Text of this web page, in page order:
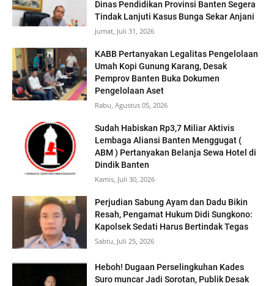
Dinas Pendidikan Provinsi Banten Segera
Tindak Lanjuti Kasus Bunga Sekar Anjani
Jumat, Juli 31, 2026
KABB Pertanyakan Legalitas Pengelolaan
Umah Kopi Gunung Karang, Desak
Pemprov Banten Buka Dokumen
Pengelolaan Aset
Rabu, Agustus 05, 2026
‎Sudah Habiskan Rp3,7 Miliar ‎Aktivis
Lembaga Aliansi Banten Menggugat (
ABM ) Pertanyakan Belanja Sewa Hotel di
Dindik Banten
Kamis, Juli 30, 2026
Perjudian Sabung Ayam dan Dadu Bikin
Resah, Pengamat Hukum Didi Sungkono:
Kapolsek Sedati Harus Bertindak Tegas
Sabtu, Juli 25, 2026
Heboh! Dugaan Perselingkuhan Kades
Suro muncar Jadi Sorotan, Publik Desak